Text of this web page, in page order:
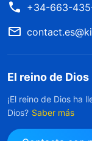
descubren.
trastornos y
gorda. Cuando
cometiendo el
protegen los
consideran lo
+34-663-
El reino de
¡El reino de Dios ha
Dios? Saber más